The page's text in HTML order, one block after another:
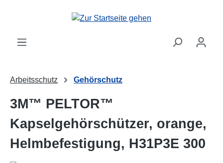
Zum Hauptinhalt springen
Arbeitsschutz Gehörschutz
3M™ PELTOR™
Kapselgehörschützer, orange,
Helmbefestigung, H31P3E 300